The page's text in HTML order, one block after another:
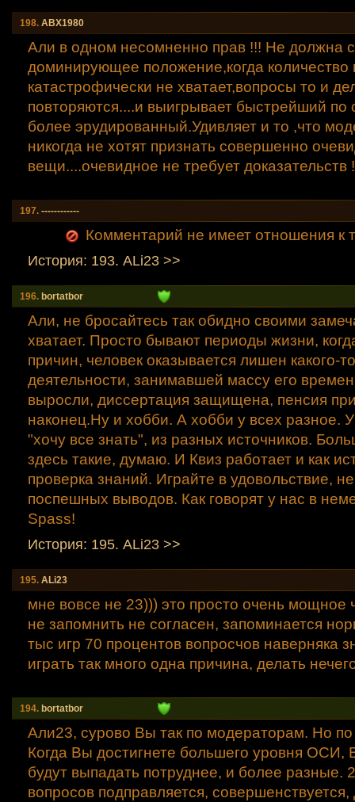
198. АВХ1980
Али в одном несомненно прав !!! Не должна
доминирующее положение,когда количество
катастрофически не хватает,вопросы то и
повторяются....и выигрывает быстрейший по
более эрудированный.Удивляет и то ,что
никогда не хотят признать совершенно
вещи....очевидное не требует доказательств
197. ------------
Комментарий не имеет отношения к
История: 193. ALi23 >>
196. bortatbor
Али, не бросайтесь так обидно своими
хватает. Просто бывают периоды жизни,
причин, человек оказывается лишен какого-
деятельности, занимавшей массу его
выросли, диссертация защищена, пенсия
наконец.Ну и хобби. А хобби у всех разное. У
"хочу все знать", из разных источников.
здесь такие, думаю. И Квиз работает и как
проверка знаний. Играйте в удовольствие,
поспешных выводов. Как говорят у нас в
Spass!
История: 195. ALi23 >>
195. ALi23
мне вовсе не 23))) это просто очень мощное
не запомнить не согласен, запоминается
тыс игр 70 процентов вопросчов наверняка
играть так много одна причина, делать
194. bortatbor
Али23, сурово Вы так по модераторам. Но по
Когда Вы достигнете большего уровня ОСИ,
будут выпадать потруднее, и более разные.
вопросов подправляется, совершенствуется,